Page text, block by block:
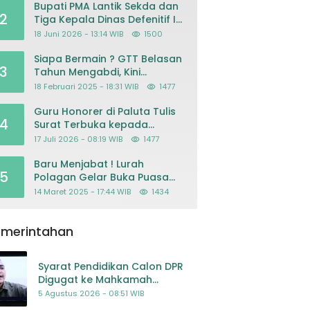
2
Bupati PMA Lantik Sekda dan
Tiga Kepala Dinas Defenitif Ini
orangnya
18 Juni 2026 - 13:14 WIB 1500
3
Siapa Bermain ? GTT Belasan
Tahun Mengabdi, Kini
Dikeluarkan Sepihak Dari
18 Februari 2025 - 18:31 WIB 1477
Guru Honorer di Paluta Tulis
Surat Terbuka kepada
Presiden Prabowo, Mohon
Kriminalisasi
17 Juli 2026 - 08:19 WIB 1477
Baru Menjabat ! Lurah
Polagan Gelar Buka Puasa
Bersama
14 Maret 2025 - 17:44 WIB 1434
Syarat Pendidikan Calon DPR
Digugat ke Mahkamah
Konstitusi
5 Agustus 2026 - 08:51 WIB